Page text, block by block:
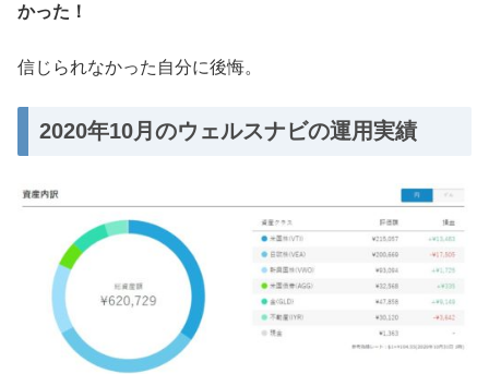
かった！
信じられなかった自分に後悔。
2020年10月のウェルスナビの運用実績